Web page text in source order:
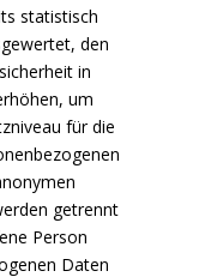
statistisch
den
in
um
für die
getrennt
Person
Daten